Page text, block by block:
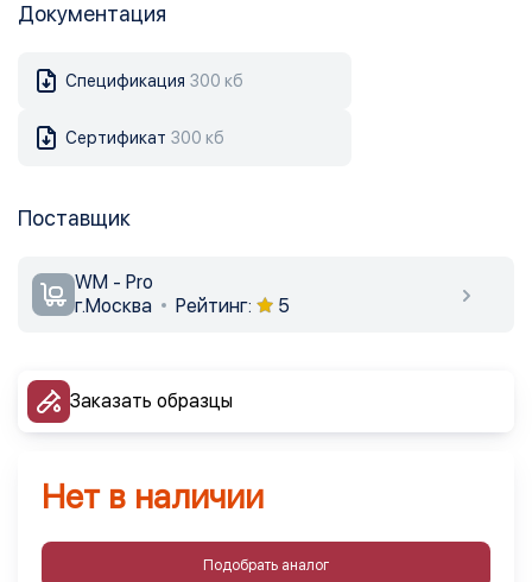
Документация
Спецификация 300 кб
Сертификат 300 кб
Поставщик
WM - Pro
г.Москва
Рейтинг: 5
Заказать образцы
Нет в наличии
Подобрать аналог